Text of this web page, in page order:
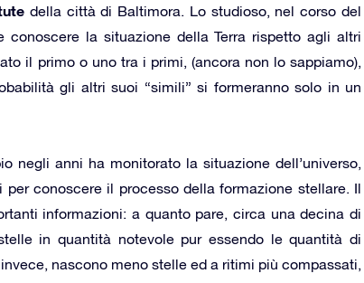
della città di Baltimora. Lo studioso, nel corso del
la situazione della Terra rispetto agli altri
il primo o uno tra i primi, (ancora non lo sappiamo),
gli altri suoi “simili” si formeranno solo in un
negli anni ha monitorato la situazione dell’universo,
conoscere il processo della formazione stellare. Il
informazioni: a quanto pare, circa una decina di
in quantità notevole pur essendo le quantità di
nascono meno stelle ed a ritimi più compassati,